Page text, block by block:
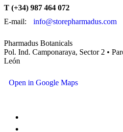
T (+34) 987 464 072
E-mail:
info@storepharmadus.com
Pharmadus Botanicals
Pol. Ind. Camponaraya, Sector 2 •
León
Open in Google Maps